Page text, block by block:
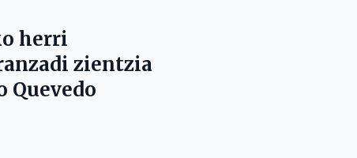
herri
zientzia
Quevedo